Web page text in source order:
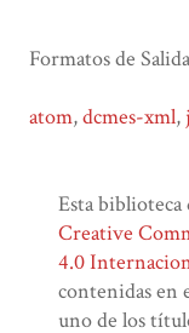
Formatos de Salida
atom,dcmes-xml,
Esta
Creative
4.0
contenidas en
uno de los